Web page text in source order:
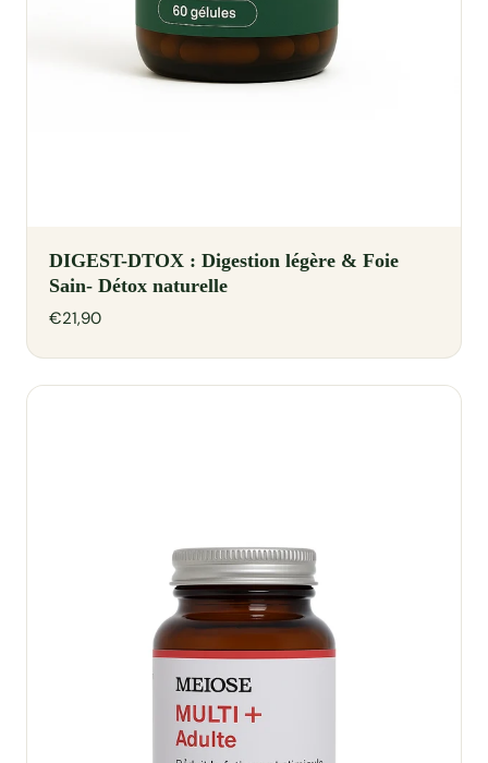
DIGEST-DTOX : Digestion légère & Foie
Sain- Détox naturelle
€21,90